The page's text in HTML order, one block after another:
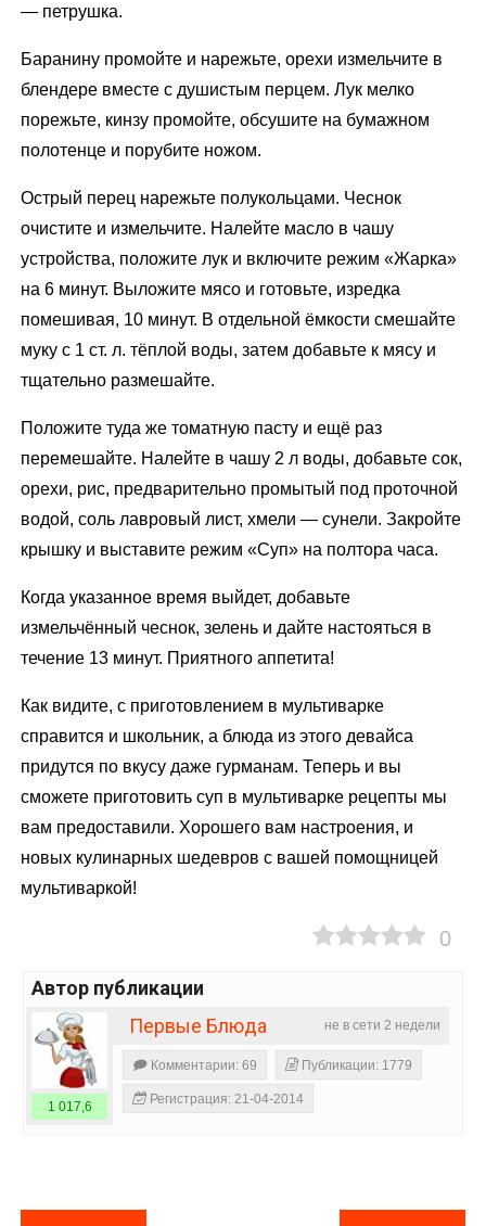
— петрушка.
Баранину промойте и нарежьте, орехи измельчите в
блендере вместе с душистым перцем. Лук мелко
порежьте, кинзу промойте, обсушите на бумажном
полотенце и порубите ножом.
Острый перец нарежьте полукольцами. Чеснок
очистите и измельчите. Налейте масло в чашу
устройства, положите лук и включите режим «Жарка»
на 6 минут. Выложите мясо и готовьте, изредка
помешивая, 10 минут. В отдельной ёмкости смешайте
муку с 1 ст. л. тёплой воды, затем добавьте к мясу и
тщательно размешайте.
Положите туда же томатную пасту и ещё раз
перемешайте. Налейте в чашу 2 л воды, добавьте сок,
орехи, рис, предварительно промытый под проточной
водой, соль лавровый лист, хмели — сунели. Закройте
крышку и выставите режим «Суп» на полтора часа.
Когда указанное время выйдет, добавьте
измельчённый чеснок, зелень и дайте настояться в
течение 13 минут. Приятного аппетита!
Как видите, с приготовлением в мультиварке
справится и школьник, а блюда из этого девайса
придутся по вкусу даже гурманам. Теперь и вы
сможете приготовить суп в мультиварке рецепты мы
вам предоставили. Хорошего вам настроения, и
новых кулинарных шедевров с вашей помощницей
мультиваркой!
0
Автор публикации
не в сети 2 недели
Первые Блюда
1 017,6
Комментарии: 69 Публикации: 1779
Регистрация: 21-04-2014